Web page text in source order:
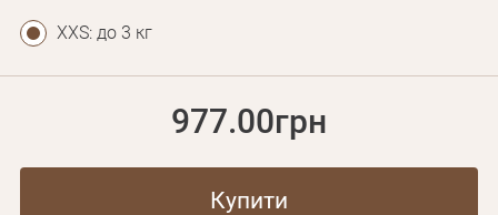
XXS: до 3 кг
977.00грн
Купити